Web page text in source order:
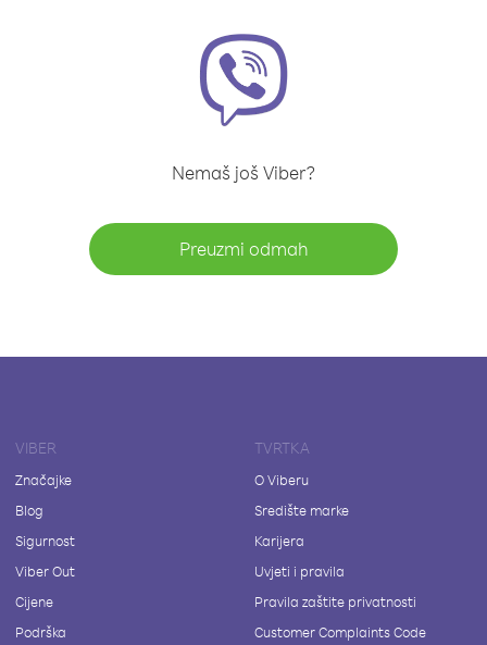
Nemaš još Viber?
Preuzmi odmah
VIBER
Značajke
Blog
Sigurnost
Viber Out
Cijene
Podrška
TVRTKA
O Viberu
Središte marke
Karijera
Uvjeti i pravila
Pravila zaštite privatnosti
Customer Complaints Code